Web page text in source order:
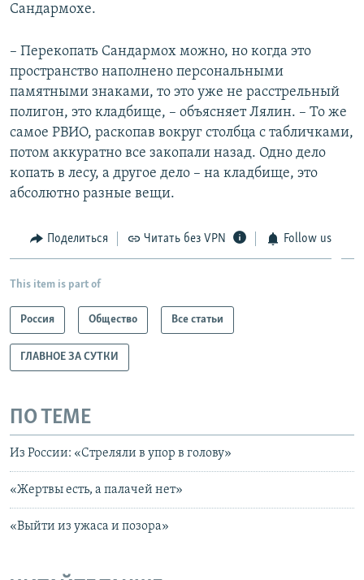
Сандармохе.
– Перекопать Сандармох можно, но когда это
пространство наполнено персональными
памятными знаками, то это уже не расстрельный
полигон, это кладбище, – объясняет Лялин. – То же
самое РВИО, раскопав вокруг столбца с табличками,
потом аккуратно все закопали назад. Одно дело
копать в лесу, а другое дело – на кладбище, это
абсолютно разные вещи.
Поделиться Читать без VPN Follow us
This item is part of
Россия Общество Все статьи
ГЛАВНОЕ ЗА СУТКИ
ПО ТЕМЕ
Из России: «Стреляли в упор в голову»
«Жертвы есть, а палачей нет»
«Выйти из ужаса и позора»